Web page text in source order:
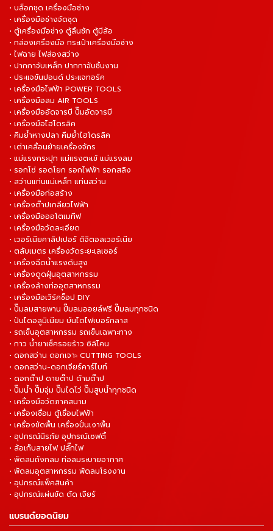
• บล็อกชุด เครื่องมือช่าง
• เครื่องมือช่างจัดชุด
• ตู้เครื่องมือช่าง ตู้ลิ้นชัก ตู้มีล้อ
• กล่องเครื่องมือ กระเป๋าเครื่องมือช่าง
• ไฟฉาย ไฟส่องสว่าง
• ปากกาจับเหล็ก ปากกาจับชิ้นงาน
• ประแจขันปอนด์ ประแจทอร์ค
• เครื่องมือไฟฟ้า POWER TOOLS
• เครื่องมือลม AIR TOOLS
• เครื่องมืออัดจารบี ปั๊มอัดจารบี
• เครื่องมือไฮโดรลิค
• คีมย้ำหางปลา คีมย้ำไฮโดรลิค
• เต่าเคลื่อนย้ายเครื่องจักร
• แม่แรงกระปุก แม่แรงตะเข้ แม่แรงลม
• รอกโซ่ รอดโยก รอกไฟฟ้า รอกสลิง
• สว่านแท่นแม่เหล็ก แท่นสว่าน
• เครื่องมือก่อสร้าง
• เครื่องต๊าปเกลียวไฟฟ้า
• เครื่องมือออโตเมทีฟ
• เครื่องมือวัดละเอียด
• เวอร์เนียคาลิปเปอร์ ดิจิตอลเวอร์เนีย
• ตลับเมตร เครื่องวัดระยะเลเซอร์
• เครื่องฉีดน้ำแรงดันสูง
• เครื่องดูดฝุ่นอุตสาหกรรม
• เครื่องล้างท่ออุตสาหกรรม
• เครื่องมือเวิร์คช็อป DIY
• ปั๊มลมสายพาน ปั๊มลมออยล์ฟรี ปั๊มลมทุกชนิด
• ปันไดอลูมิเนียม บันไดไฟเบอร์กลาส
• รถเข็นอุตสาหกรรม รถเข็นเฉพาะทาง
• กาว น้ำยาเช็ครอยร้าว ซิลิโคน
• ดอกสว่าน ดอกเจาะ CUTTING TOOLS
• ดอกสว่าน-ดอกเจียร์คาร์ไบท์
• ดอกต๊าป ดายต๊าป ด้ามต๊าป
• ปั๊มน้ำ ปั๊มจุ่ม ปั๊มไดโว่ ปั๊มสูบน้ำทุกชนิด
• เครื่องมือวัดภาคสนาม
• เครื่องเชื่อม ตู้เชื่อมไฟฟ้า
• เครื่องขัดพื้น เครื่องปั่นเงาพื้น
• อุปกรณ์นิรภัย อุปกรณ์เซฟตี้
• ล้อเก็บสายไฟ ปลั๊กไฟ
• พัดลมถังกลม ท่อลมระบายอากาศ
• พัดลมอุตสาหกรรม พัดลมโรงงาน
• อุปกรณ์แพ็คสินค้า
• อุปกรณ์แผ่นขัด ตัด เจียร์
แบรนด์ยอดนิยม